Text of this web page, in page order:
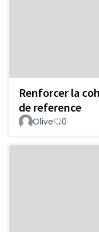
Renforcer la
de reference
Olive 0